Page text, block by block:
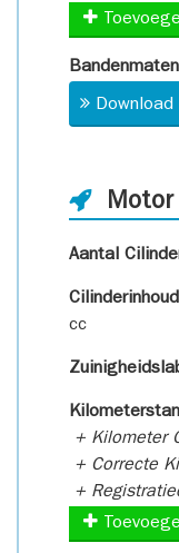
Bandenmaten
Motor
Aantal
Cilinderinhoud
cc
+ Kilometer
+ Correcte
+